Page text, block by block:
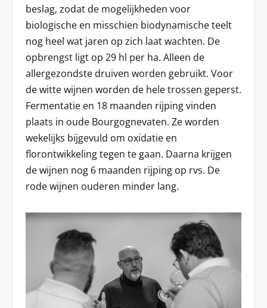
beslag, zodat de mogelijkheden voor
biologische en misschien biodynamische teelt
nog heel wat jaren op zich laat wachten. De
opbrengst ligt op 29 hl per ha. Alleen de
allergezondste druiven worden gebruikt. Voor
de witte wijnen worden de hele trossen geperst.
Fermentatie en 18 maanden rijping vinden
plaats in oude Bourgognevaten. Ze worden
wekelijks bijgevuld om oxidatie en
florontwikkeling tegen te gaan. Daarna krijgen
de wijnen nog 6 maanden rijping op rvs. De
rode wijnen ouderen minder lang.